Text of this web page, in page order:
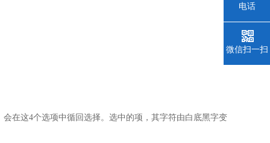
在这4个选项中循回选择。选中的项，其字符由白底黑字变
电话
微信扫一扫